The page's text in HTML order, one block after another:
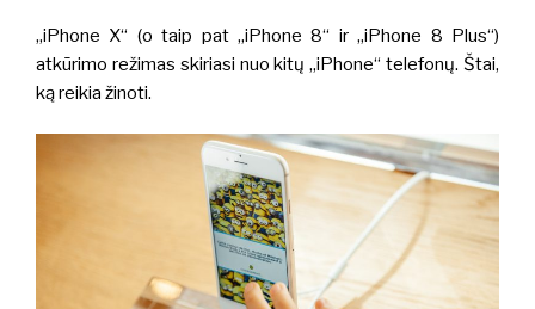
„iPhone X“ (o taip pat „iPhone 8“ ir „iPhone 8 Plus“)
atkūrimo režimas skiriasi nuo kitų „iPhone“ telefonų. Štai,
ką reikia žinoti.